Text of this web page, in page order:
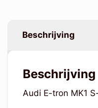
Beschrijving
Beschrijving
Audi E-tron MK1